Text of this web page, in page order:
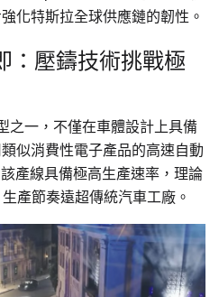
化特斯拉全球供應鏈的韌性。
：壓鑄技術挑戰極
之一，不僅在車體設計上具備
似消費性電子產品的高速自動
產線具備極高生產速率，理論
產節奏遠超傳統汽車工廠。